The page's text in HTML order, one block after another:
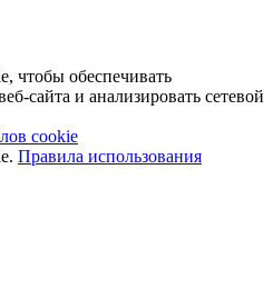
чтобы обеспечивать
сайта и анализировать сетевой
cookie
Правила использования